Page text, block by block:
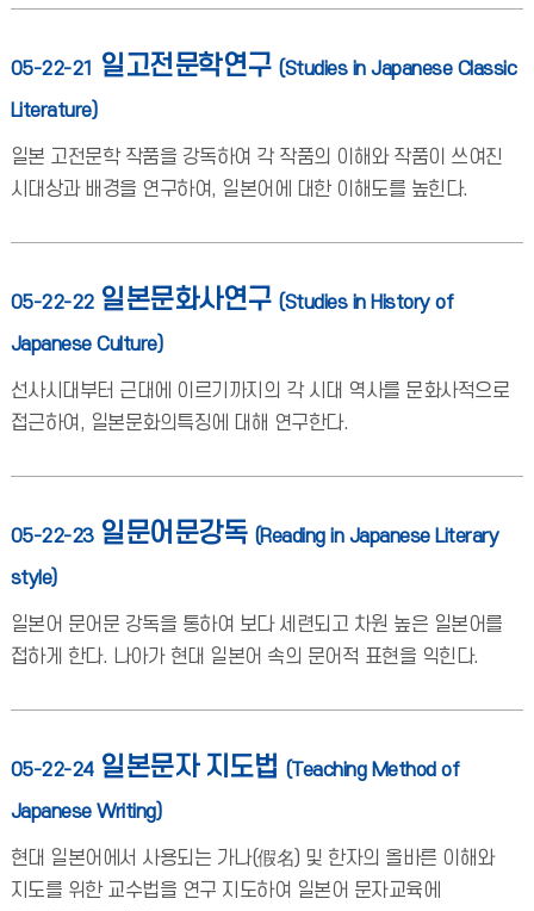
05-22-21 일고전문학연구 (Studies in Japanese Classic
Literature)
일본 고전문학 작품을 강독하여 각 작품의 이해와 작품이 쓰여진
시대상과 배경을 연구하여, 일본어에 대한 이해도를 높힌다.
05-22-22 일본문화사연구 (Studies in History of
Japanese Culture)
선사시대부터 근대에 이르기까지의 각 시대 역사를 문화사적으로
접근하여, 일본문화의특징에 대해 연구한다.
05-22-23 일문어문강독 (Reading in Japanese Literary
style)
일본어 문어문 강독을 통하여 보다 세련되고 차원 높은 일본어를
접하게 한다. 나아가 현대 일본어 속의 문어적 표현을 익힌다.
05-22-24 일본문자 지도법 (Teaching Method of
Japanese Writing)
현대 일본어에서 사용되는 가나(假名) 및 한자의 올바른 이해와
지도를 위한 교수법을 연구 지도하여 일본어 문자교육에